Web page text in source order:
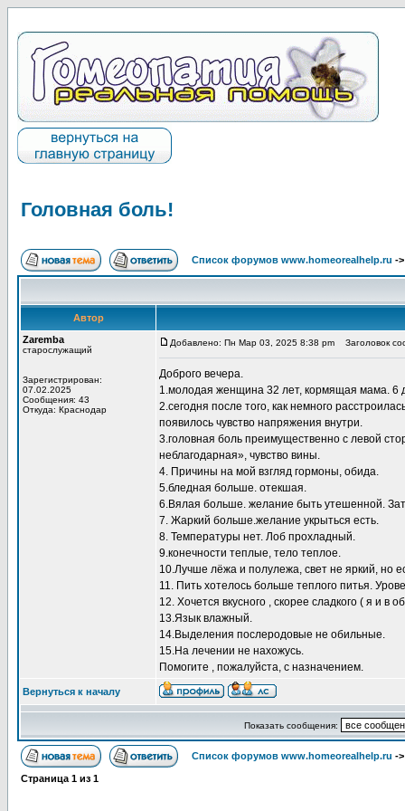
Головная боль!
Список форумов www.homeorealhelp.ru -
Автор
Zaremba
старослужащий
Зарегистрирован:
07.02.2025
Сообщения: 43
Откуда: Краснодар
Добавлено: Пн Мар 03, 2025 8:38 pm Заголовок
Доброго вечера.
1.молодая женщина 32 лет, кормящая мама. 6
2.сегодня после того, как немного
появилось чувство напряжения внутри.
3.головная боль преимущественно с левой
неблагодарная», чувство вины.
4. Причины на мой взгляд гормоны, обида.
5.бледная больше. отекшая.
6.Вялая больше. желание быть утешенной.
7. Жаркий больше.желание укрыться есть.
8. Температуры нет. Лоб прохладный.
9.конечности теплые, тело теплое.
10.Лучше лёжа и полулежа, свет не яркий, но
11. Пить хотелось больше теплого питья.
12. Хочется вкусного , скорее сладкого ( я и в
13.Язык влажный.
14.Выделения послеродовые не обильные.
15.На лечении не нахожусь.
Помогите , пожалуйста, с назначением.
Вернуться к началу
Показать сообщения:
Список форумов www.homeorealhelp.ru -
Страница 1 из 1